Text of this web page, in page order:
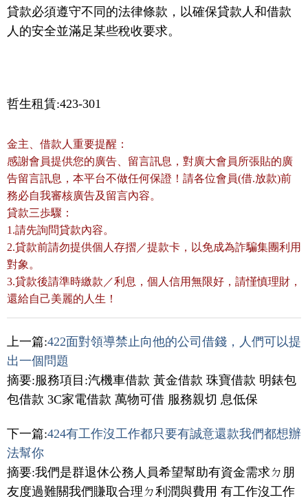
貸款必須遵守不同的法律條款，以確保貸款人和借款
人的安全並滿足某些稅收要求。
哲生租賃:423-301
金主、借款人重要提醒：
感謝會員提供您的廣告、留言訊息，對廣大會員所張貼的廣
告留言訊息，本平台不做任何保證！請各位會員(借.放款)前
務必自我審核廣告及留言內容。
貸款三歩驟：
1.請先詢問貸款內容。
2.貸款前請勿提供個人存摺／提款卡，以免成為詐騙集團利用
對象。
3.貸款後請準時繳款／利息，個人信用無限好，請慬慎理財，
還給自己美麗的人生！
上一篇:422面對領導禁止向他的公司借錢，人們可以提
出一個問題
摘要:服務項目:汽機車借款 黃金借款 珠寶借款 明錶包
包借款 3C家電借款 萬物可借 服務親切 息低保
下一篇:424有工作沒工作都只要有誠意還款我們都想辦
法幫你
摘要:我們是群退休公務人員希望幫助有資金需求ㄉ朋
友度過難關我們賺取合理ㄉ利潤與費用 有工作沒工作